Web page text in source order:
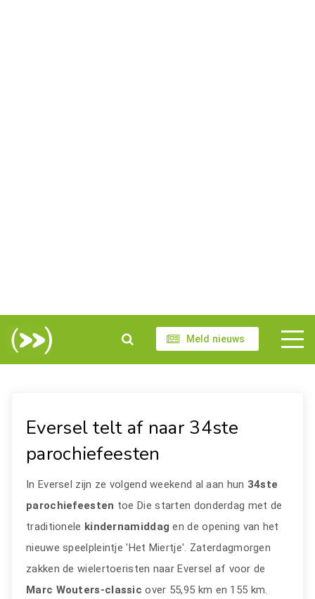
Meld nieuws
Eversel telt af naar 34ste
parochiefeesten
In Eversel zijn ze volgend weekend al aan hun 34ste
parochiefeesten toe Die starten donderdag met de
traditionele kindernamiddagen de opening van het
nieuwe speelpleintje 'Het Miertje'. Zaterdagmorgen
zakken de wielertoeristen naar Eversel af voor de
Marc Wouters-classic over 55,95 km en 155 km.